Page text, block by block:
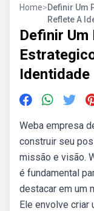
Home>Definir Um
Reflete A
Definir
Identidade
Weba empresa
construir seu
missão e visão.
é fundamental
destacar em um
Ele envolve criar